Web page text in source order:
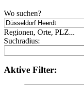
Wo suchen?
Regionen, Orte, PLZ...
Suchradius:
Aktive Filter: